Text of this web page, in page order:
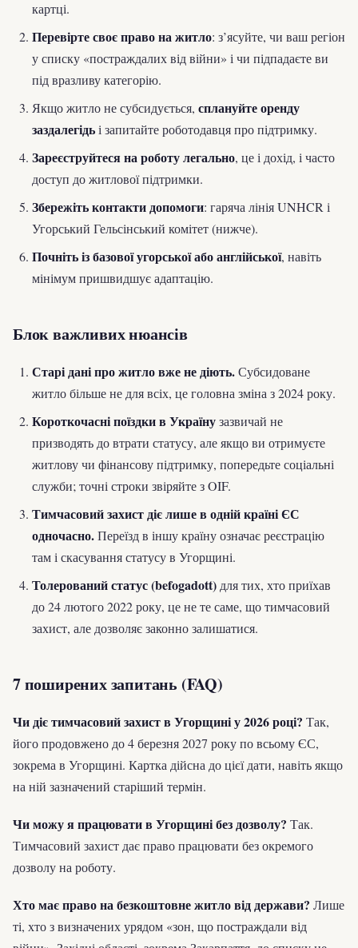
картці.
Перевірте своє право на житло: з’ясуйте, чи ваш регіон
у списку «постраждалих від війни» і чи підпадаєте ви
під вразливу категорію.
Якщо житло не субсидується, сплануйте оренду
заздалегідьі запитайте роботодавця про підтримку.
Зареєструйтеся на роботу легально, це і дохід, і часто
доступ до житлової підтримки.
Збережіть контакти допомоги: гаряча лінія UNHCR і
Угорський Гельсінський комітет (нижче).
Почніть із базової угорської або англійської, навіть
мінімум пришвидшує адаптацію.
Блок важливих нюансів
Старі дані про житло вже не діють.Субсидоване
житло більше не для всіх, це головна зміна з 2024 року.
Короткочасні поїздки в Українузазвичай не
призводять до втрати статусу, але якщо ви отримуєте
житлову чи фінансову підтримку, попередьте соціальні
служби; точні строки звіряйте з OIF.
Тимчасовий захист діє лише в одній країні ЄС
одночасно.Переїзд в іншу країну означає реєстрацію
там і скасування статусу в Угорщині.
Толерований статус (befogadott) для тих, хто приїхав
до 24 лютого 2022 року, це не те саме, що тимчасовий
захист, але дозволяє законно залишатися.
7 поширених запитань (FAQ)
Чи діє тимчасовий захист в Угорщині у 2026 році? Так,
його продовжено до 4 березня 2027 року по всьому ЄС,
зокрема в Угорщині. Картка дійсна до цієї дати, навіть якщо
на ній зазначений старіший термін.
Чи можу я працювати в Угорщині без дозволу? Так.
Тимчасовий захист дає право працювати без окремого
дозволу на роботу.
Хто має право на безкоштовне житло від держави? Лише
ті, хто з визначених урядом «зон, що постраждали від